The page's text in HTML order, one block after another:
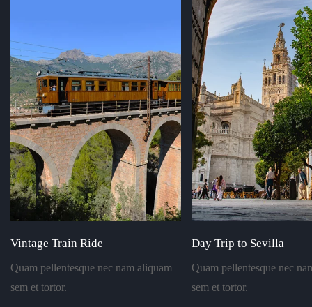
Vintage Train Ride
Quam pellentesque nec nam aliquam
sem et tortor.
Day Trip to Sevilla
Quam pellentesque nec
sem et tortor.